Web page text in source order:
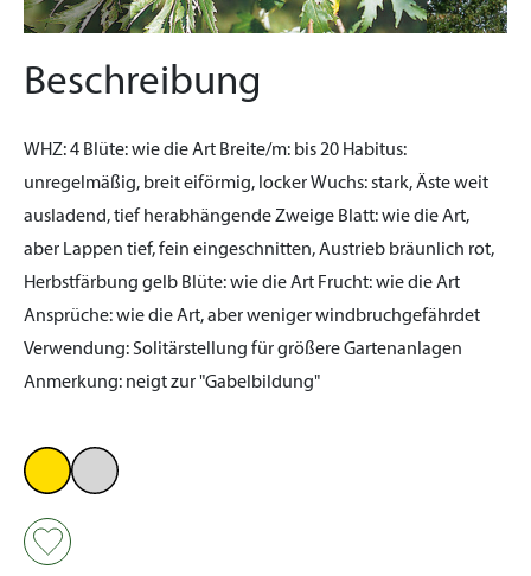
Beschreibung
WHZ:4 Blüte:wie die Art Breite/m: bis 20 Habitus:
unregelmäßig, breit eiförmig, lockerWuchs:stark, Äste weit
ausladend, tief herabhängende Zweige Blatt:wie die Art,
aber Lappen tief, fein eingeschnitten, Austrieb bräunlich rot,
Herbstfärbung gelb Blüte:wie die Art Frucht:wie die Art
Ansprüche:wie die Art, aber weniger windbruchgefährdet
Verwendung:Solitärstellung für größere Gartenanlagen
Anmerkung: neigt zur "Gabelbildung"